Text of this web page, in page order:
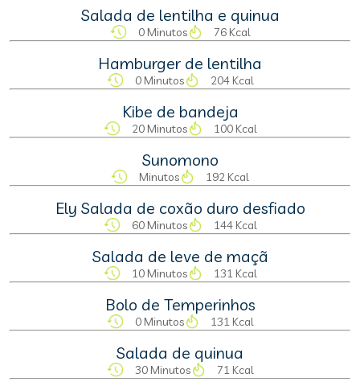
Salada de lentilha e quinua
0 Minutos 76 Kcal
Hamburger de lentilha
0 Minutos 204 Kcal
Kibe de bandeja
20 Minutos 100 Kcal
Sunomono
Minutos 192 Kcal
Ely Salada de coxão duro desfiado
60 Minutos 144 Kcal
Salada de leve de maçã
10 Minutos 131 Kcal
Bolo de Temperinhos
0 Minutos 131 Kcal
Salada de quinua
30 Minutos 71 Kcal